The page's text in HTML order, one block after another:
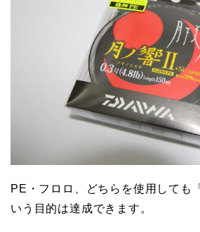
PE・フロロ、どちらを使用しても「
いう目的は達成できます。